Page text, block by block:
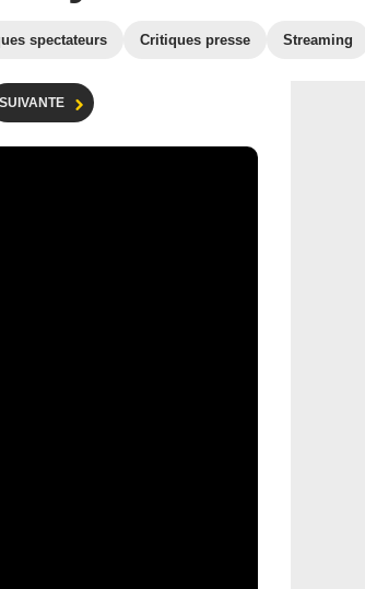
spectateurs Critiques presse Streaming
SUIVANTE